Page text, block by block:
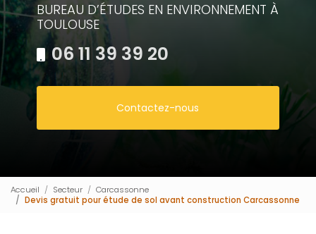
BUREAU D’ÉTUDES EN ENVIRONNEMENT À
TOULOUSE
06 11 39 39 20
Contactez-nous
Accueil Secteur
Carcassonne
Devis gratuit pour étude de sol avant construction Carcassonne